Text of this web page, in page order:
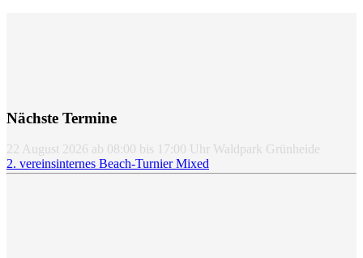
Nächste Termine
22 August 2026 ab 08:00 bis 17:00 Uhr Waldpark Grünheide
2. vereinsinternes Beach-Turnier Mixed